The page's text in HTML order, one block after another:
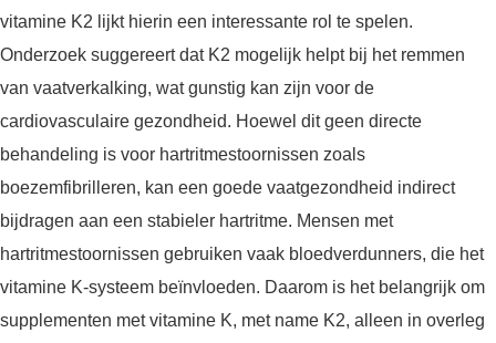
vitamine K2 lijkt hierin een interessante rol te spelen.
Onderzoek suggereert dat K2 mogelijk helpt bij het remmen
van vaatverkalking, wat gunstig kan zijn voor de
cardiovasculaire gezondheid. Hoewel dit geen directe
behandeling is voor hartritmestoornissen zoals
boezemfibrilleren, kan een goede vaatgezondheid indirect
bijdragen aan een stabieler hartritme. Mensen met
hartritmestoornissen gebruiken vaak bloedverdunners, die het
vitamine K-systeem beïnvloeden. Daarom is het belangrijk om
supplementen met vitamine K, met name K2, alleen in overleg